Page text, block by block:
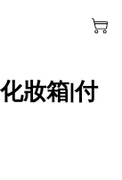
妝箱|付